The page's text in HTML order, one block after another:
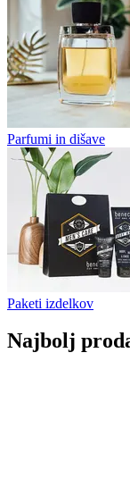
Parfumi in dišave
Paketi izdelkov
Najbolj